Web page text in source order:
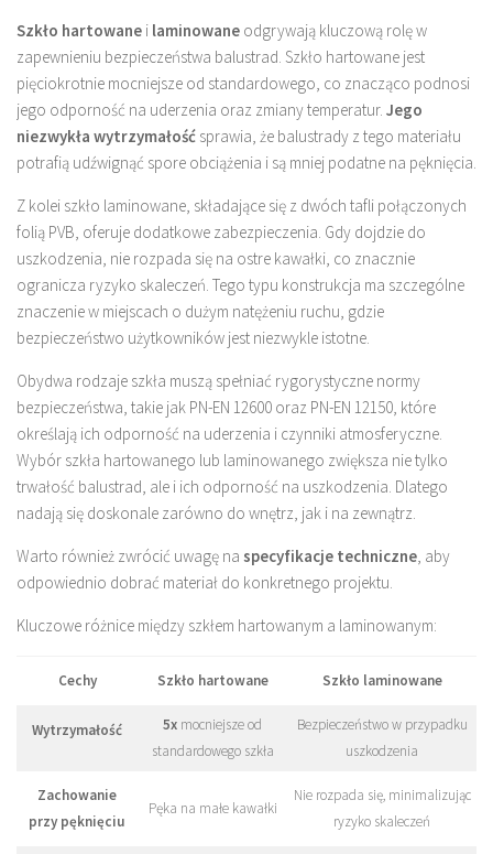
Szkło hartowane i laminowane odgrywają kluczową rolę w
zapewnieniu bezpieczeństwa balustrad. Szkło hartowane jest
pięciokrotnie mocniejsze od standardowego, co znacząco podnosi
jego odporność na uderzenia oraz zmiany temperatur. Jego
niezwykła wytrzymałość sprawia, że balustrady z tego materiału
potrafią udźwignąć spore obciążenia i są mniej podatne na pęknięcia.
Z kolei szkło laminowane, składające się z dwóch tafli połączonych
folią PVB, oferuje dodatkowe zabezpieczenia. Gdy dojdzie do
uszkodzenia, nie rozpada się na ostre kawałki, co znacznie
ogranicza ryzyko skaleczeń. Tego typu konstrukcja ma szczególne
znaczenie w miejscach o dużym natężeniu ruchu, gdzie
bezpieczeństwo użytkowników jest niezwykle istotne.
Obydwa rodzaje szkła muszą spełniać rygorystyczne normy
bezpieczeństwa, takie jak PN-EN 12600 oraz PN-EN 12150, które
określają ich odporność na uderzenia i czynniki atmosferyczne.
Wybór szkła hartowanego lub laminowanego zwiększa nie tylko
trwałość balustrad, ale i ich odporność na uszkodzenia. Dlatego
nadają się doskonale zarówno do wnętrz, jak i na zewnątrz.
Warto również zwrócić uwagę na specyfikacje techniczne, aby
odpowiednio dobrać materiał do konkretnego projektu.
Kluczowe różnice między szkłem hartowanym a laminowanym:
Cechy Szkło hartowane Szkło laminowane
Wytrzymałość 5x mocniejsze od
standardowego szkła
Bezpieczeństwo w przypadku
uszkodzenia
Zachowanie
przy pęknięciu
Pęka na małe kawałki
Nie rozpada się, minimalizując
ryzyko skaleczeń